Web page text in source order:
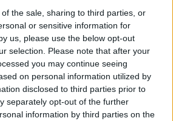
the sale, sharing to third parties, or
or sensitive information for
us, please use the below opt-out
selection. Please note that after your
you may continue seeing
on personal information utilized by
disclosed to third parties prior to
separately opt-out of the further
information by third parties on the
00:12:05
sveikatos apsaugos ministrui
padėti